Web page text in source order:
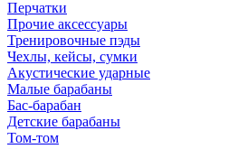
Перчатки
Прочие аксессуары
Тренировочные пэды
Чехлы, кейсы, сумки
Акустические ударные
Mалые барабаны
Бас-барабан
Детские барабаны
Том-том